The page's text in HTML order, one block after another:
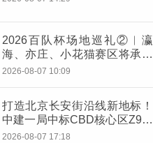
2026百队杯场地巡礼②︱瀛
海、亦庄、小花猫赛区将承办
多组别百队杯比赛
2026-08-07 10:09
打造北京长安街沿线新地标！
中建一局中标CBD核心区Z9地
块项目
2026-08-07 17:18